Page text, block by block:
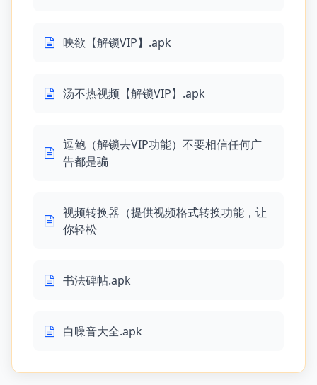
映欲【解锁VIP】.apk
汤不热视频【解锁VIP】.apk
逗鲍（解锁去VIP功能）不要相信任何广
告都是骗
视频转换器（提供视频格式转换功能，让
你轻松
书法碑帖.apk
白噪音大全.apk